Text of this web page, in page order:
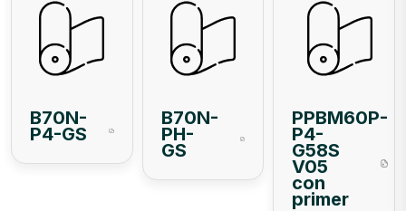
B70N-
P4-GS
B70N-
PH-
GS
PPBM60P-
P4-
G58S
V05
con
primer